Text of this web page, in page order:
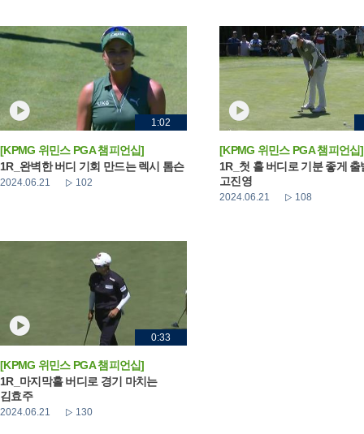
1:02
[KPMG 위민스 PGA 챔피언십]
1R_완벽한 버디 기회 만드는 렉시 톰슨
2024.06.21 102
[KPMG 위민스 PGA 챔피언십]
1R_첫 홀 버디로 기분 좋게 출
고진영
2024.06.21 108
0:33
[KPMG 위민스 PGA 챔피언십]
1R_마지막홀 버디로 경기 마치는
김효주
2024.06.21 130